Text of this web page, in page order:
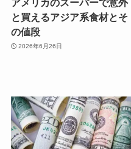
アメリカのスーパーで意外
と買えるアジア系食材とそ
の値段
2026年6月26日